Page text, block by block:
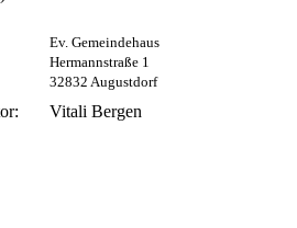
Ev. Gemeindehaus
Hermannstraße 1
32832 Augustdorf
Vitali Bergen